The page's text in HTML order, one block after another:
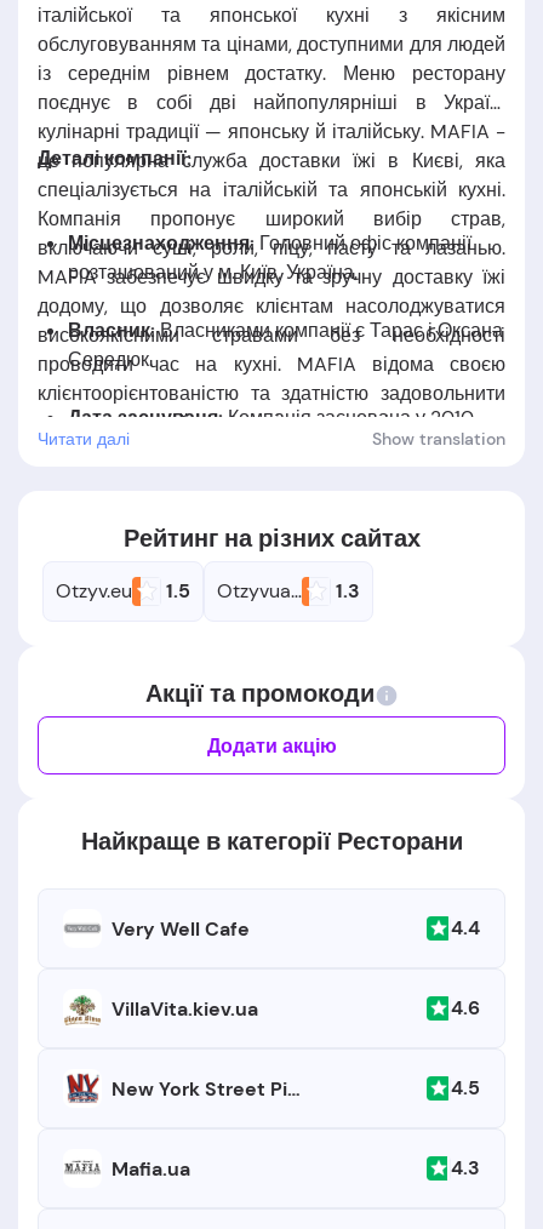
італійської та японської кухні з якісним
обслуговуванням та цінами, доступними для людей
із середнім рівнем достатку. Меню ресторану
поєднує в собі дві найпопулярніші в Україні
кулінарні традиції — японську й італійську. MAFIA -
це популярна служба доставки їжі в Києві, яка
спеціалізується на італійській та японській кухні.
Компанія пропонує широкий вибір страв,
включаючи суші, роли, піцу, пасту та лазанью.
MAFIA забезпечує швидку та зручну доставку їжі
додому, що дозволяє клієнтам насолоджуватися
високоякісними стравами без необхідності
проводити час на кухні. MAFIA відома своєю
клієнтоорієнтованістю та здатністю задовольнити
смаки навіть найвимогливіших гурманів.
Деталі компанії:
Місцезнаходження: Головний офіс компанії
розташований у м. Київ, Україна.
Власник:Власникамикомпанії єТарас і Оксана
Середюк.
Дата заснуваня: Компанія заснована у 2010
році.
Читати далі Show translation
Рейтинг на різних сайтах
Otzyv.eu 1.5 Otzyvua.net 1.3
Акції та промокоди
Додати акцію
Найкраще в категорії Ресторани
Very Well Cafe 4.4
VillaVita.kiev.ua 4.6
New York Street Pizza 4.5
Mafia.ua 4.3